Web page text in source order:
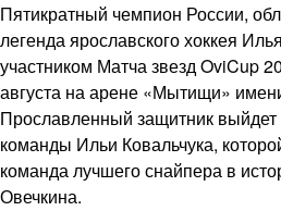
Пятикратный чемпион России,
легенда ярославского хоккея
участником Матча звезд OviCup
августа на арене «Мытищи»
Прославленный защитник выйдет
команды Ильи Ковальчука,
команда лучшего снайпера в
Овечкина.